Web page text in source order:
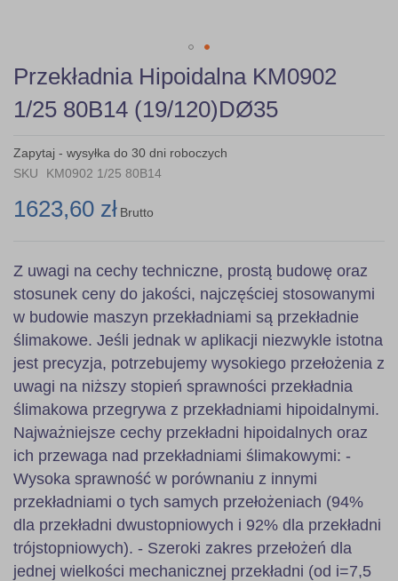
Skip
to
the
beginning
the
images
Przekładnia Hipoidalna KM0902
1/25 80B14 (19/120)DØ35
Zapytaj - wysyłka do 30 dni roboczych
SKU
KM0902 1/25 80B14
1623,60 zł Brutto
Z uwagi na cechy techniczne, prostą budowę oraz
stosunek ceny do jakości, najczęściej stosowanymi
w budowie maszyn przekładniami są przekładnie
ślimakowe. Jeśli jednak w aplikacji niezwykle istotna
jest precyzja, potrzebujemy wysokiego przełożenia z
uwagi na niższy stopień sprawności przekładnia
ślimakowa przegrywa z przekładniami hipoidalnymi.
Najważniejsze cechy przekładni hipoidalnych oraz
ich przewaga nad przekładniami ślimakowymi: -
Wysoka sprawność w porównaniu z innymi
przekładniami o tych samych przełożeniach (94%
dla przekładni dwustopniowych i 92% dla przekładni
trójstopniowych). - Szeroki zakres przełożeń dla
jednej wielkości mechanicznej przekładni (od i=7,5